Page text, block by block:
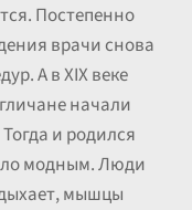
Постепенно
врачи снова
А в XIX веке
начали
и родился
модным. Люди
мышцы